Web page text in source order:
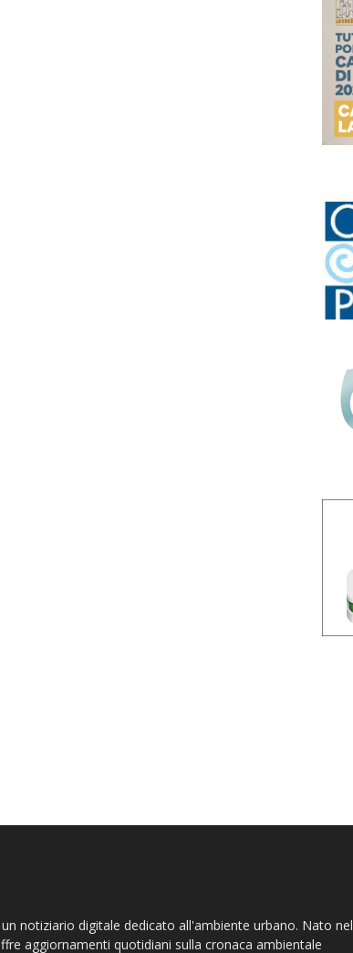
notiziario digitale dedicato all'ambiente urbano. Nato nel
aggiornamenti quotidiani sulla cronaca ambientale